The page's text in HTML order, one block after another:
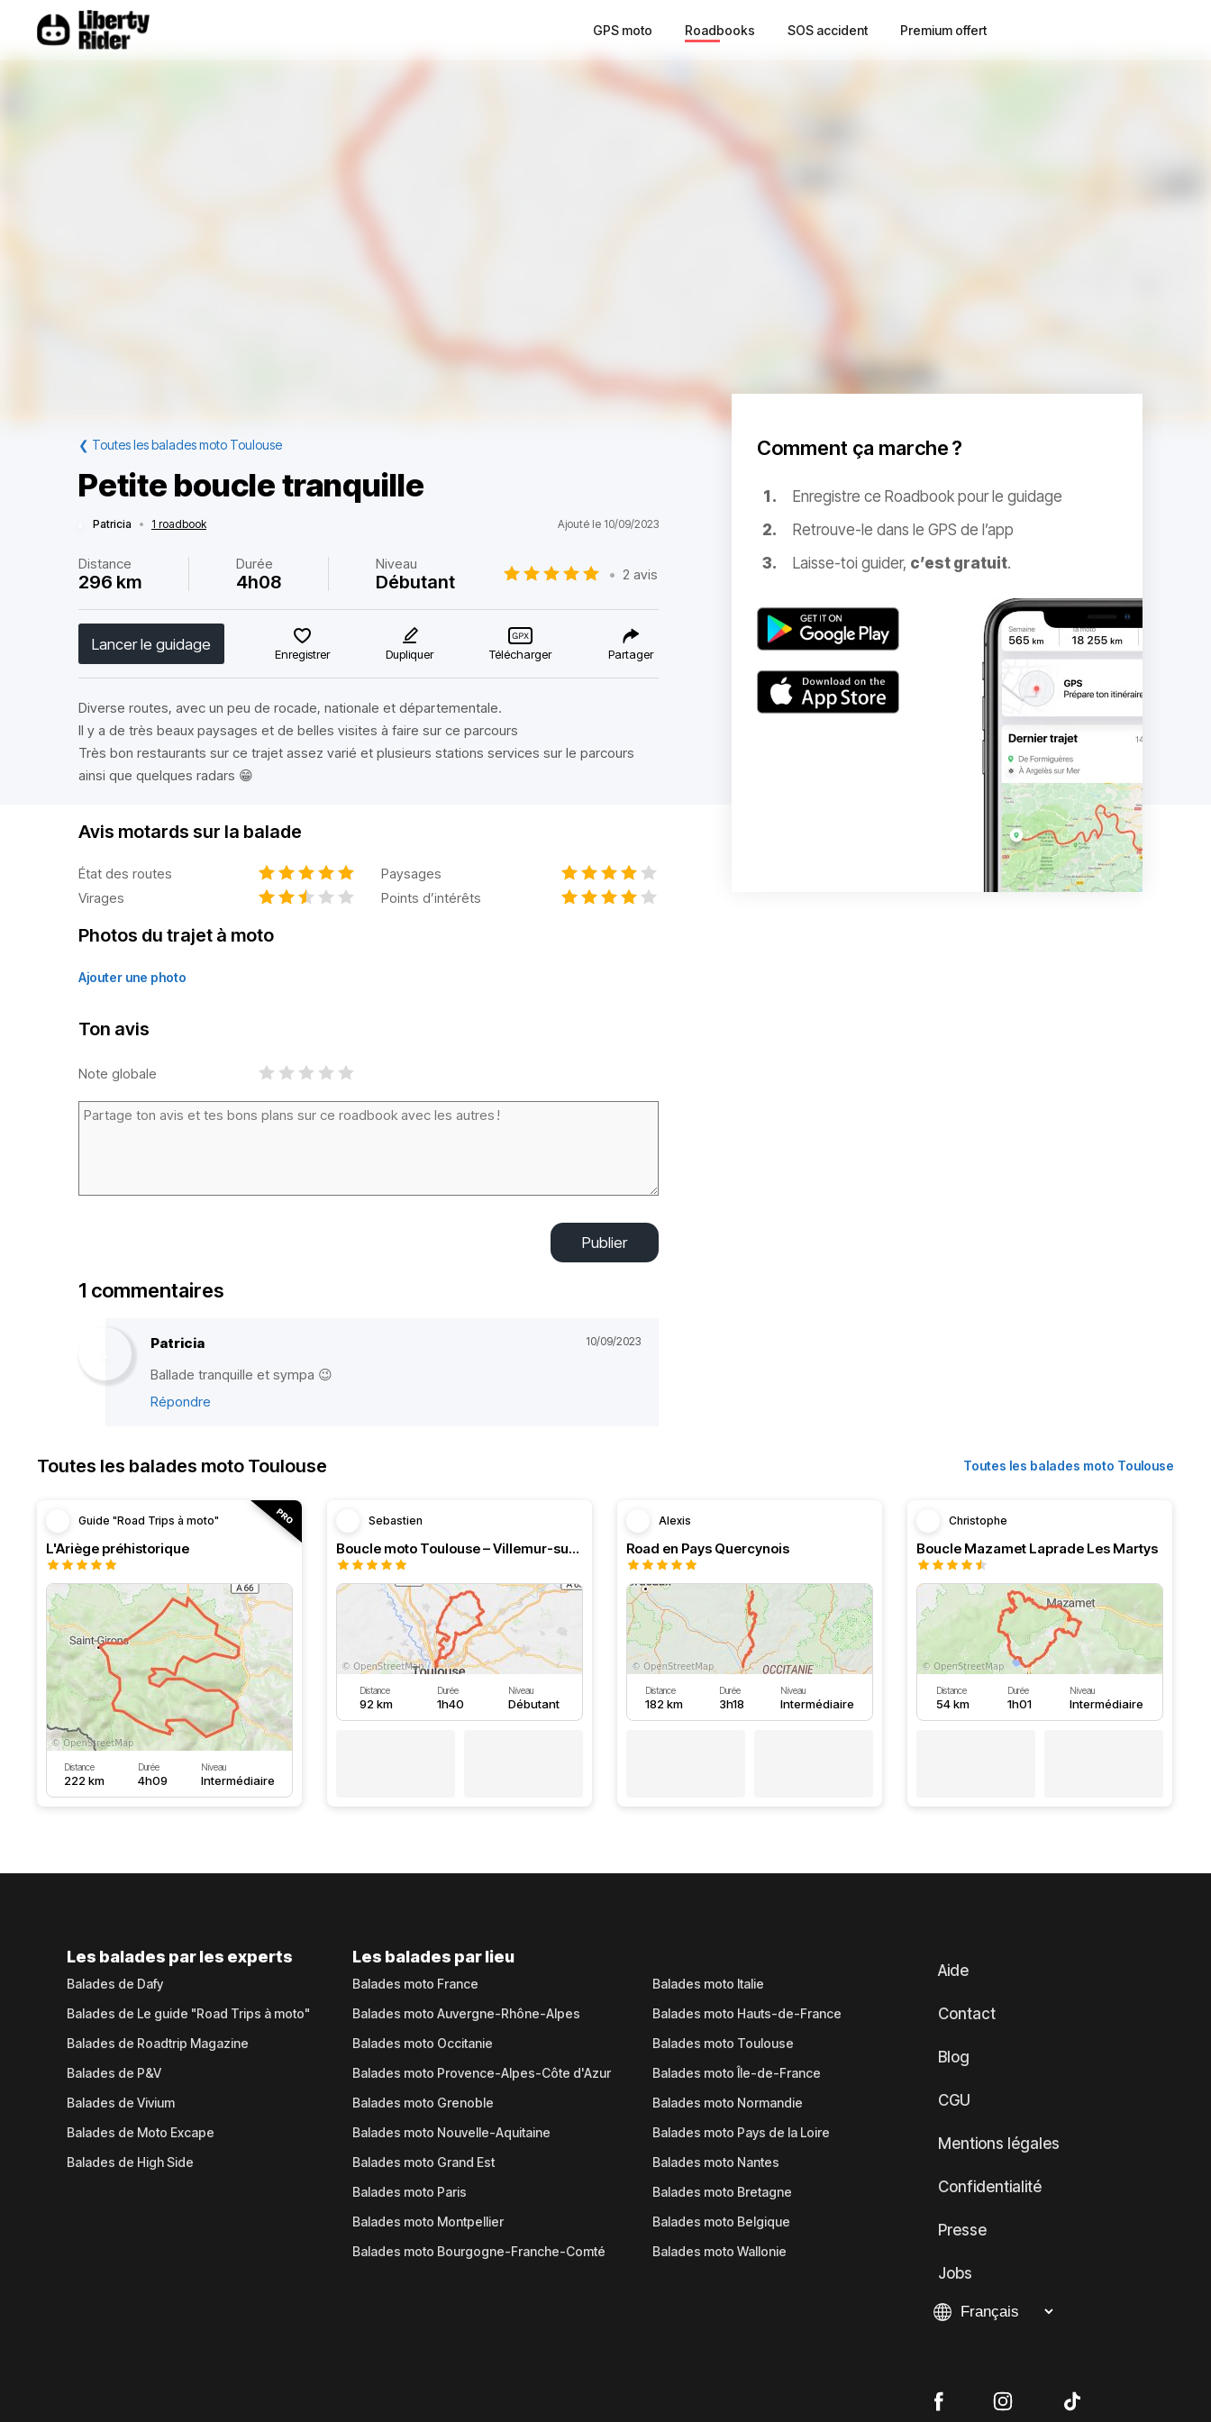
GPS moto Roadbooks SOS accident Premium offert
❮ Toutes les balades moto Toulouse
Petite boucle tranquille
Patricia • 1 roadbook Ajouté le 10/09/2023
Distance
296 km
Durée
4h08
Niveau
Débutant • 2 avis
Lancer le guidage
Enregistrer Dupliquer Télécharger Partager
Diverse routes, avec un peu de rocade, nationale et départementale.
Il y a de très beaux paysages et de belles visites à faire sur ce parcours
Très bon restaurants sur ce trajet assez varié et plusieurs stations services sur le parcours
ainsi que quelques radars 😁
Comment ça marche ?
Enregistre ce Roadbook pour le guidage
Retrouve-le dans le GPS de l’app
Laisse-toi guider, c’est gratuit.
Avis motards sur la balade
État des routes
Paysages
Virages
Points d’intérêts
Photos du trajet à moto
Ajouter une photo
Ton avis
Note globale
Publier
1 commentaires
Patricia 10/09/2023
Ballade tranquille et sympa 😉
Répondre
Toutes les balades moto Toulouse Toutes les balades moto Toulouse
Guide "Road Trips à moto"
L'Ariège préhistorique
Distance
222 km
Durée
4h09
Niveau
Intermédiaire
Sebastien
Boucle moto Toulouse – Villemur-sur-Tarn – Bessières
Distance
92 km
Durée
1h40
Niveau
Débutant
Alexis
Road en Pays Quercynois
Distance
182 km
Durée
3h18
Niveau
Intermédiaire
Christophe
Boucle Mazamet Laprade Les Martys
Distance
54 km
Durée
1h01
Niveau
Intermédiaire
Les balades par les experts
Balades de Dafy
Balades de Le guide "Road Trips à moto"
Balades de Roadtrip Magazine
Balades de P&V
Balades de Vivium
Balades de Moto Excape
Balades de High Side
Les balades par lieu
Balades moto France
Balades moto Auvergne-Rhône-Alpes
Balades moto Occitanie
Balades moto Provence-Alpes-Côte d'Azur
Balades moto Grenoble
Balades moto Nouvelle-Aquitaine
Balades moto Grand Est
Balades moto Paris
Balades moto Montpellier
Balades moto Bourgogne-Franche-Comté
Balades moto Italie
Balades moto Hauts-de-France
Balades moto Toulouse
Balades moto Île-de-France
Balades moto Normandie
Balades moto Pays de la Loire
Balades moto Nantes
Balades moto Bretagne
Balades moto Belgique
Balades moto Wallonie
Aide
Contact
Blog
CGU
Mentions légales
Confidentialité
Presse
Jobs